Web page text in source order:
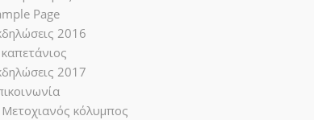
Page
2016
2017
κόλυμπος